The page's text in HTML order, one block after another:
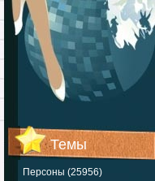
Темы
Персоны (25956)